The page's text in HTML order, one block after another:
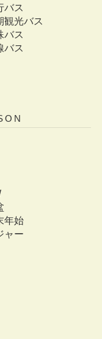
バス
観光バス
バス
バス
年始
ャー